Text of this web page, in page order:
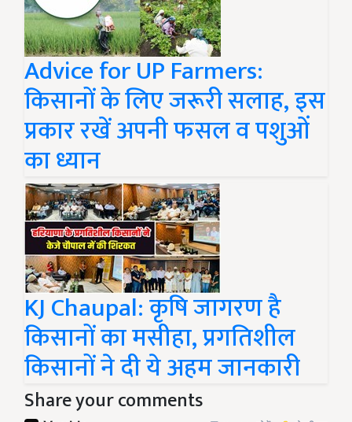
Advice for UP Farmers:
किसानों के लिए जरूरी सलाह, इस
प्रकार रखें अपनी फसल व पशुओं
का ध्यान
KJ Chaupal: कृषि जागरण है
किसानों का मसीहा, प्रगतिशील
किसानों ने दी ये अहम जानकारी
Share your comments